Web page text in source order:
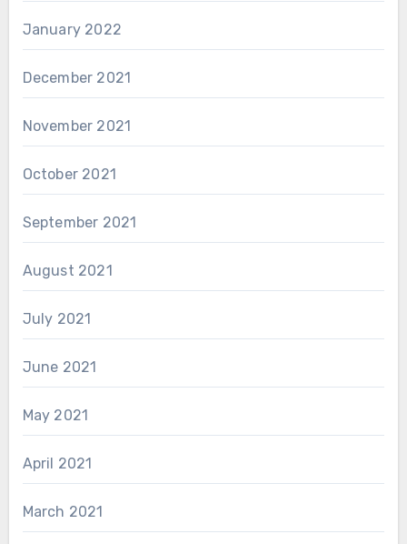
January 2022
December 2021
November 2021
October 2021
September 2021
August 2021
July 2021
June 2021
May 2021
April 2021
March 2021